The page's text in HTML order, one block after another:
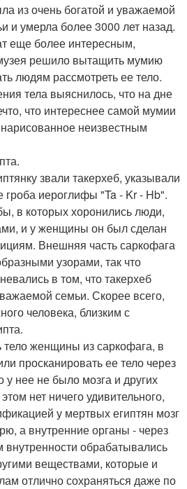
из очень богатой и уважаемой
и умерла более 3000 лет назад.
еще более интересным,
решило вытащить мумию
людям рассмотреть ее тело.
тела выяснилось, что на дне
что интереснее самой мумии
неизвестным
звали такерхеб, указывали
иероглифы "Ta - Kr - Hb".
в которых хоронились люди,
и у женщины он был сделан
Внешняя часть саркофага
узорами, так что
в том, что такерхеб
семьи. Скорее всего,
человека, близким с
тело женщины из саркофага, в
просканировать ее тело через
у нее не было мозга и других
нет ничего удивительного,
у мертвых египтян мозг
а внутренние органы - через
внутренности обрабатывались
веществами, которые и
отлично сохраняться даже по